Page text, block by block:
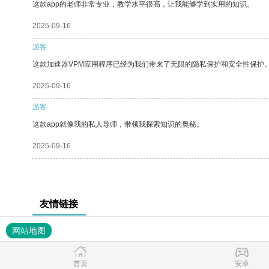
这款app的老师非常专业，教学水平很高，让我能够学到实用的知识。
2025-09-16
游客
这款加速器VPM应用程序已经为我们带来了无限的隐私保护和安全性保护
2025-09-16
游客
这款app就像我的私人导师，带领我探索知识的奥秘。
2025-09-16
友情链接
网站地图
首页 安卓